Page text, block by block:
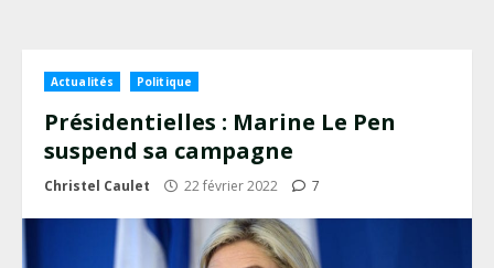
Actualités Politique
Présidentielles : Marine Le Pen
suspend sa campagne
Christel Caulet 22 février 2022 7